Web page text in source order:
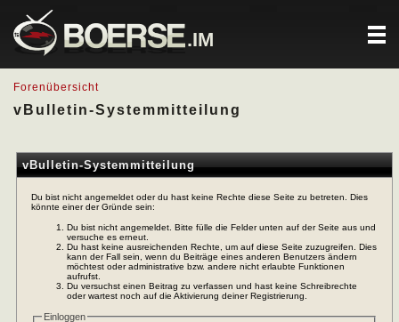
.IM
Forenübersicht
vBulletin-Systemmitteilung
vBulletin-Systemmitteilung
Du bist nicht angemeldet oder du hast keine Rechte diese Seite zu betreten. Dies
könnte einer der Gründe sein:
Du bist nicht angemeldet. Bitte fülle die Felder unten auf der Seite aus und
versuche es erneut.
Du hast keine ausreichenden Rechte, um auf diese Seite zuzugreifen. Dies
kann der Fall sein, wenn du Beiträge eines anderen Benutzers ändern
möchtest oder administrative bzw. andere nicht erlaubte Funktionen
aufrufst.
Du versuchst einen Beitrag zu verfassen und hast keine Schreibrechte
oder wartest noch auf die Aktivierung deiner Registrierung.
Einloggen